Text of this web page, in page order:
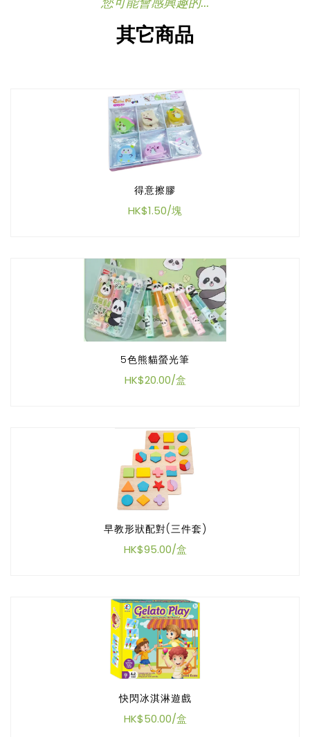
其它商品
得意擦膠
HK$1.50/塊
5色熊貓螢光筆
HK$20.00/盒
早教形狀配對(三件套)
HK$95.00/盒
快閃冰淇淋遊戲
HK$50.00/盒